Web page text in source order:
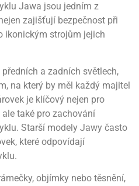
Jawa jsou jedním z
zajišťují bezpečnost při
ikonickým strojům jejich
a zadních světlech,
na který by měl každý majitel
je klíčový nejen pro
také pro zachování
Starší modely Jawy často
které odpovídají
objímky nebo těsnění,